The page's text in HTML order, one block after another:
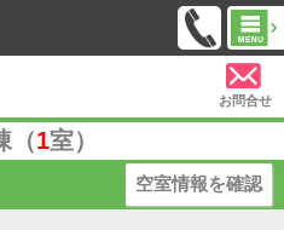
お問合せ
（1室）
空室情報を確認